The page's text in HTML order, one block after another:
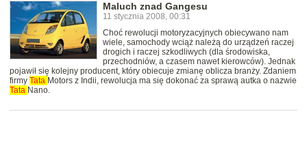
Maluch znad Gangesu
11 stycznia 2008, 00:31
Choć rewolucji motoryzacyjnych obiecywano nam
wiele, samochody wciąż należą do urządzeń raczej
drogich i raczej szkodliwych (dla środowiska,
przechodniów, a czasem nawet kierowców). Jednak
pojawił się kolejny producent, który obiecuje zmianę oblicza branży. Zdaniem
firmy Tata Motors z Indii, rewolucja ma się dokonać za sprawą autka o nazwie
Tata Nano.